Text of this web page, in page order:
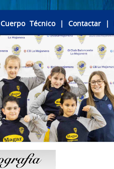
Cuerpo Técnico| Contactar |